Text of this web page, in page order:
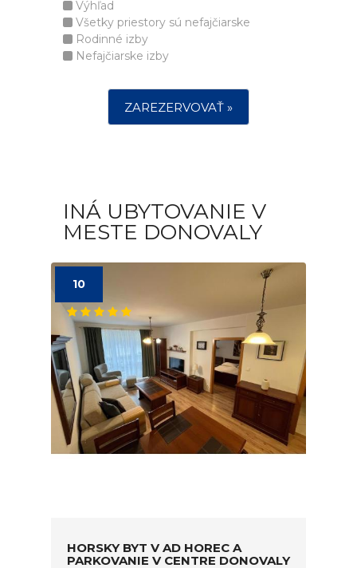
Výhľad
Všetky priestory sú nefajčiarske
Rodinné izby
Nefajčiarske izby
ZAREZERVOVAŤ »
INÁ UBYTOVANIE V
MESTE DONOVALY
10
HORSKY BYT V AD HOREC A
PARKOVANIE V CENTRE DONOVALY